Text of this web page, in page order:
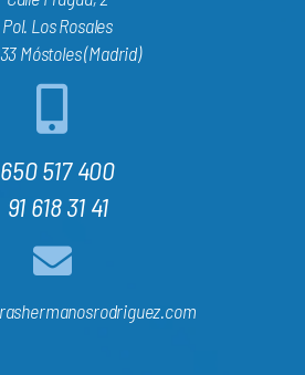
Pol. Los Rosales
Móstoles (Madrid)
650 517 400
91 618 31 41